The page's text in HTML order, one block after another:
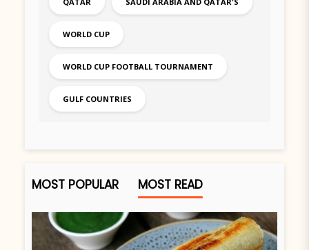
WORLD CUP
WORLD CUP FOOTBALL TOURNAMENT
GULF COUNTRIES
MOST POPULAR MOST READ